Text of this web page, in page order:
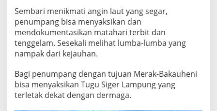
D
I
J
L
L
A
U
T
Sembari menikmati angin laut yang segar,
penumpang bisa menyaksikan dan
mendokumentasikan matahari terbit dan
tenggelam. Sesekali melihat lumba-lumba yang
nampak dari kejauhan.
Bagi penumpang dengan tujuan Merak-Bakauheni
bisa menyaksikan Tugu Siger Lampung yang
terletak dekat dengan dermaga.